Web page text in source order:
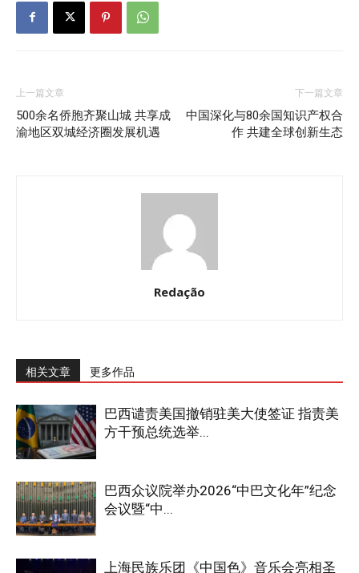
上一篇文章
500余名侨胞齐聚山城 共享成
渝地区双城经济圈发展机遇
下一篇文章
中国深化与80余国知识产权合
作 共建全球创新生态
Redação
相关文章 更多作品
巴西谴责美国撤销驻美大使签证 指责美
方干预总统选举...
巴西众议院举办2026“中巴文化年”纪念
会议暨“中...
上海民族乐团《中国色》音乐会亮相圣